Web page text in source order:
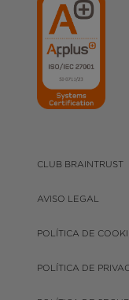
CLUB BRAINTRUST
AVISO LEGAL
POLÍTICA DE
POLÍTICA DE